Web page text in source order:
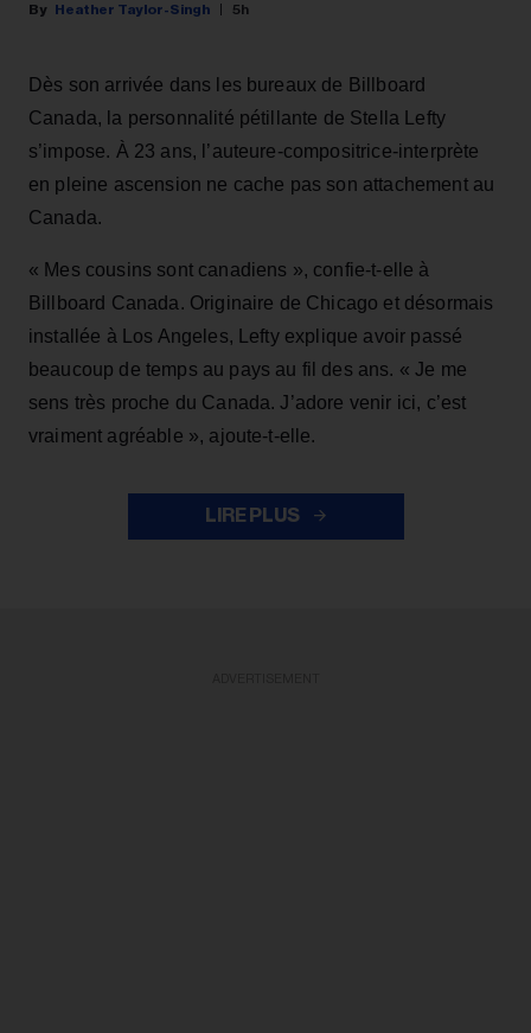
Heather Taylor-Singh 5h
Dès son arrivée dans les bureaux de Billboard
Canada, la personnalité pétillante de Stella Lefty
s’impose. À 23 ans, l’auteure-compositrice-interprète
en pleine ascension ne cache pas son attachement au
Canada.
« Mes cousins sont canadiens », confie-t-elle à
Billboard Canada. Originaire de Chicago et désormais
installée à Los Angeles, Lefty explique avoir passé
beaucoup de temps au pays au fil des ans. « Je me
sens très proche du Canada. J’adore venir ici, c’est
vraiment agréable », ajoute-t-elle.
LIRE PLUS